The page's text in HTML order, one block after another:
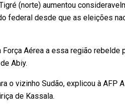
(norte) aumentou
federal desde que as eleições
Aérea a essa região rebelde
Abiy.
o vizinho Sudão, explicou à AFP
de Kassala.